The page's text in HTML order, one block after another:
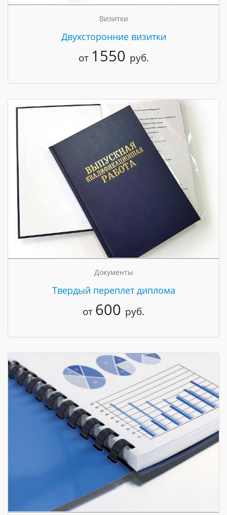
Визитки
Двухсторонние визитки
от 1550 руб.
Документы
Твердый переплет диплома
от 600 руб.